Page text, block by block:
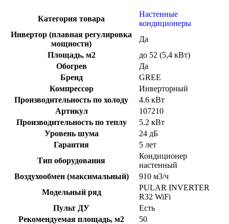
Категория товара
Настенные
кондиционеры
Инвертор (плавная регулировка
мощности)
Да
Площадь, м2
до 52 (5,4 кВт)
Обогрев
Да
Бренд
GREE
Компрессор
Инверторный
Производительность по холоду
4.6 кВт
Артикул
107210
Производительность по теплу
5.2 кВт
Уровень шума
24 дБ
Гарантия
5 лет
Тип оборудования
Кондиционер
настенный
Воздухообмен (максимальный)
910 м3/ч
Модельный ряд
PULAR INVERTER
R32 WiFi
Пульт ДУ
Есть
Рекомендуемая площадь, м2
50